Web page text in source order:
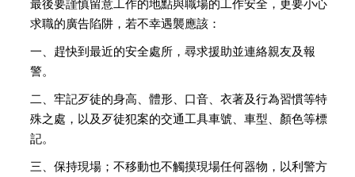
最後要謹慎留意工作的地點與職場的工作安全，更要小心
求職的廣告陷阱，若不幸遇襲應該：
一、趕快到最近的安全處所，尋求援助並連絡親友及報
警。
二、牢記歹徒的身高、體形、口音、衣著及行為習慣等特
殊之處，以及歹徒犯案的交通工具車號、車型、顏色等標
記。
三、保持現場；不移動也不觸摸現場任何器物，以利警方